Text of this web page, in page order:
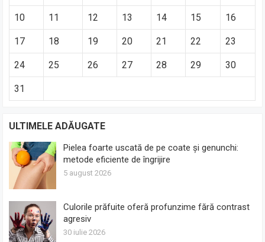
10 11 12 13 14 15 16
17 18 19 20 21 22 23
24 25 26 27 28 29 30
31
ULTIMELE ADĂUGATE
Pielea foarte uscată de pe coate și genunchi:
metode eficiente de îngrijire
5 august 2026
Culorile prăfuite oferă profunzime fără contrast
agresiv
30 iulie 2026